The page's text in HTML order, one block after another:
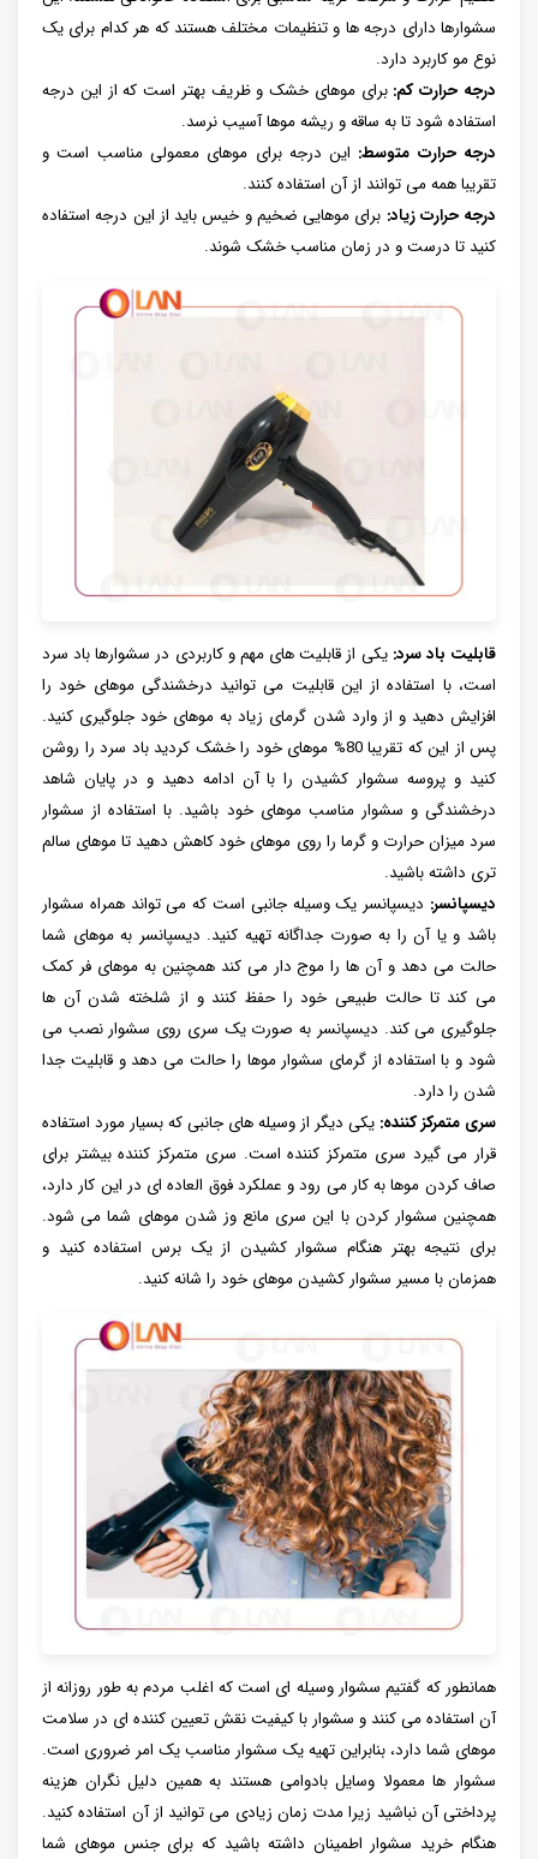
سشوارها دارای درجه ها و تنظیمات مختلف هستند که هر کدام برای یک
نوع مو کاربرد دارد.
درجه حرارت کم: برای موهای خشک و ظریف بهتر است که از این درجه
استفاده شود تا به ساقه و ریشه موها آسیب نرسد.
درجه حرارت متوسط: این درجه برای موهای معمولی مناسب است و
تقریبا همه می توانند از آن استفاده کنند.
درجه حرارت زیاد: برای موهایی ضخیم و خیس باید از این درجه استفاده
کنید تا درست و در زمان مناسب خشک شوند.
قابلیت باد سرد: یکی از قابلیت های مهم و کاربردی در سشوارها باد سرد
است، با استفاده از این قابلیت می توانید درخشندگی موهای خود را
افزایش دهید و از وارد شدن گرمای زیاد به موهای خود جلوگیری کنید.
پس از این که تقریبا 80% موهای خود را خشک کردید باد سرد را روشن
کنید و پروسه سشوار کشیدن را با آن ادامه دهید و در پایان شاهد
درخشندگی و سشوار مناسب موهای خود باشید. با استفاده از سشوار
سرد میزان حرارت و گرما را روی موهای خود کاهش دهید تا موهای سالم
تری داشته باشید.
دیسپانسر: دیسپانسر یک وسیله جانبی است که می تواند همراه سشوار
باشد و یا آن را به صورت جداگانه تهیه کنید. دیسپانسر به موهای شما
حالت می دهد و آن ها را موج دار می کند همچنین به موهای فر کمک
می کند تا حالت طبیعی خود را حفظ کنند و از شلخته شدن آن ها
جلوگیری می کند. دیسپانسر به صورت یک سری روی سشوار نصب می
شود و با استفاده از گرمای سشوار موها را حالت می دهد و قابلیت جدا
شدن را دارد.
سری متمرکز کننده: یکی دیگر از وسیله های جانبی که بسیار مورد استفاده
قرار می گیرد سری متمرکز کننده است. سری متمرکز کننده بیشتر برای
صاف کردن موها به کار می رود و عملکرد فوق العاده ای در این کار دارد،
همچنین سشوار کردن با این سری مانع وز شدن موهای شما می شود.
برای نتیجه بهتر هنگام سشوار کشیدن از یک برس استفاده کنید و
همزمان با مسیر سشوار کشیدن موهای خود را شانه کنید.
همانطور که گفتیم سشوار وسیله ای است که اغلب مردم به طور روزانه از
آن استفاده می کنند و سشوار با کیفیت نقش تعیین کننده ای در سلامت
موهای شما دارد، بنابراین تهیه یک سشوار مناسب یک امر ضروری است.
سشوار ها معمولا وسایل بادوامی هستند به همین دلیل نگران هزینه
پرداختی آن نباشید زیرا مدت زمان زیادی می توانید از آن استفاده کنید.
هنگام خرید سشوار اطمینان داشته باشید که برای جنس موهای شما